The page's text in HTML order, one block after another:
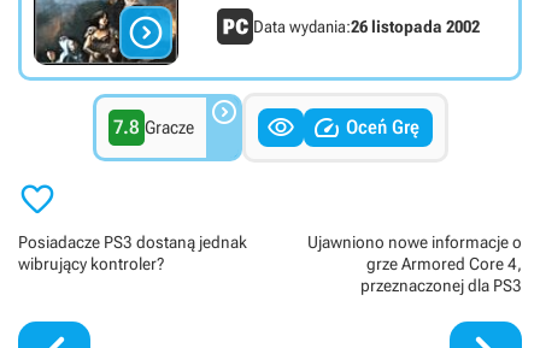
 Data wydania:26 listopada 2002
7.8 Gracze    Oceń Grę

Posiadacze PS3 dostaną jednak
wibrujący kontroler?
Ujawniono nowe informacje o
grze Armored Core 4,
przeznaczonej dla PS3